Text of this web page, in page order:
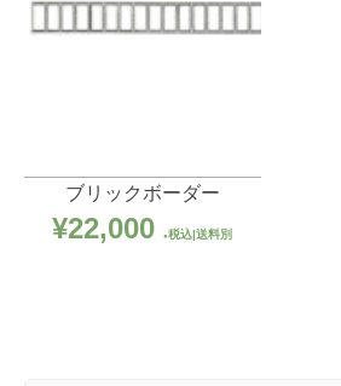
ブリックボーダー
¥22,000 税込|送料別